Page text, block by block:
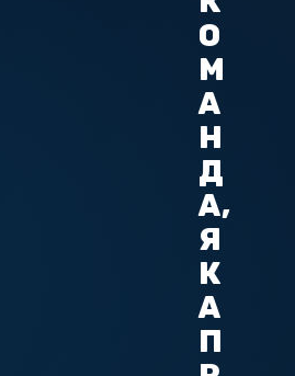
О
М
А
Н
Д
А,
Я
К
А
П